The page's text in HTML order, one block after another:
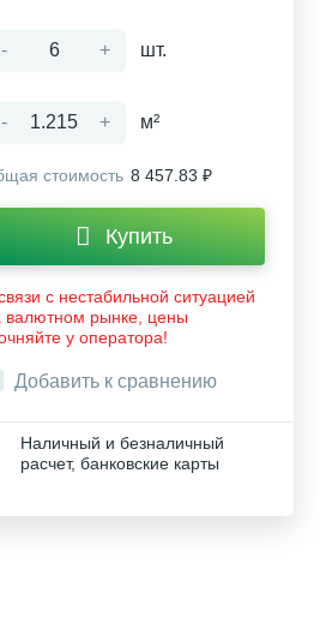
- + шт.
- + м²
стоимость 8 457.83 ₽
Купить
с нестабильной ситуацией
валютном рынке, цены
у оператора!
Добавить к сравнению
Наличный и безналичный
расчет, банковские карты